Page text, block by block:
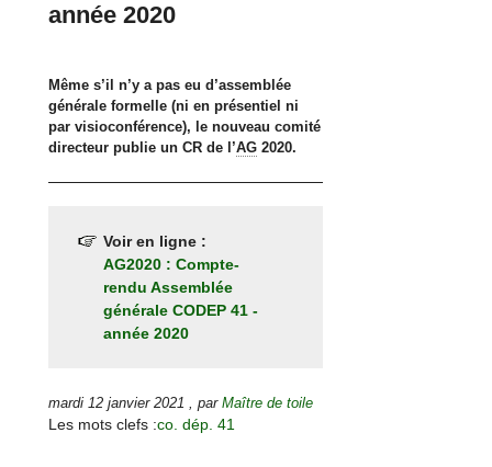
année 2020
Même s’il n’y a pas eu d’assemblée
générale formelle (ni en présentiel ni
par visioconférence), le nouveau comité
directeur publie un CR de l’AG 2020.
Voir en ligne :
AG2020 : Compte-
rendu Assemblée
générale CODEP 41 -
année 2020
mardi 12 janvier 2021 ,parMaître de toile
Les mots clefs :co. dép. 41